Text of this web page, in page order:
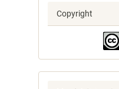
Copyright